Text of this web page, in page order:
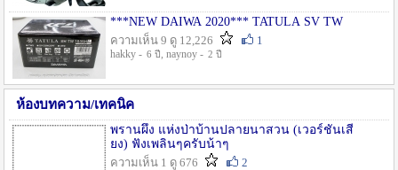
***NEW DAIWA 2020*** TATULA SV TW
ความเห็น 9 ดู 12,226
1
hakky - 6 ปี , naynoy - 2 ปี
ห้องบทความ/เทคนิค
พรานผึ้ง แห่งป่าบ้านปลายนาสวน (เวอร์ชั่นเสี
ยง) ฟังเพลินๆครับน้าๆ
ความเห็น 1 ดู 676
2